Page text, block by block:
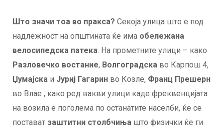
Што значи тоа во пракса? Секоја улица што е под
надлежност на општината ќе има обележана
велосипедска патека. На прометните улици – како
Разловечко востание, Волгоградска во Карпош 4,
Џумајска и Јуриј Гагарин во Козле, Франц Прешерн
во Влае , како ред вакви улици каде фреквенцијата
на возила е поголема по останатите населби, ќе се
постават заштитни столбчиња што физички ќе ги